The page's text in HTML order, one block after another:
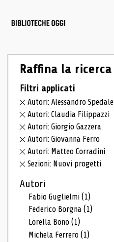
Raffina la ricerca
Filtri applicati
Autori: Alessandro Spedale
Autori: Claudia Filippazzi
Autori: Giorgio Gazzera
Autori: Giovanna Ferro
Autori: Matteo Corradini
Sezioni: Nuovi progetti
Autori
Fabio Guglielmi(1)
Federico Borgna(1)
Lorella Bono(1)
Michela Ferrero(1)